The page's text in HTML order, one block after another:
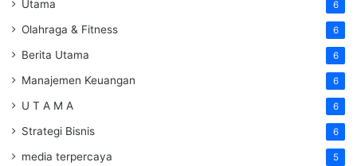
Utama 6
Olahraga & Fitness 6
Berita Utama 6
Manajemen Keuangan 6
U T A M A 6
Strategi Bisnis 6
media terpercaya 5